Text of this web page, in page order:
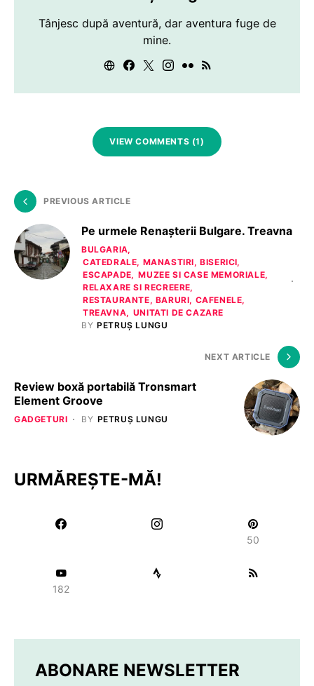
Tânjesc după aventură, dar aventura fuge de
mine.
VIEW COMMENTS (1)
PREVIOUS ARTICLE
Pe urmele Renașterii Bulgare. Treavna
BULGARIA
CATEDRALE, MANASTIRI, BISERICI
ESCAPADE
MUZEE SI CASE MEMORIALE
RELAXARE SI RECREERE
RESTAURANTE, BARURI, CAFENELE
TREAVNA
UNITATI DE CAZARE
BY PETRUȘ LUNGU
NEXT ARTICLE
Review boxă portabilă Tronsmart
Element Groove
GADGETURI BY PETRUȘ LUNGU
URMĂREȘTE-MĂ!
50
182
ABONARE NEWSLETTER